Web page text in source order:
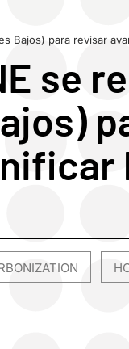
Bajos) para revisar
se